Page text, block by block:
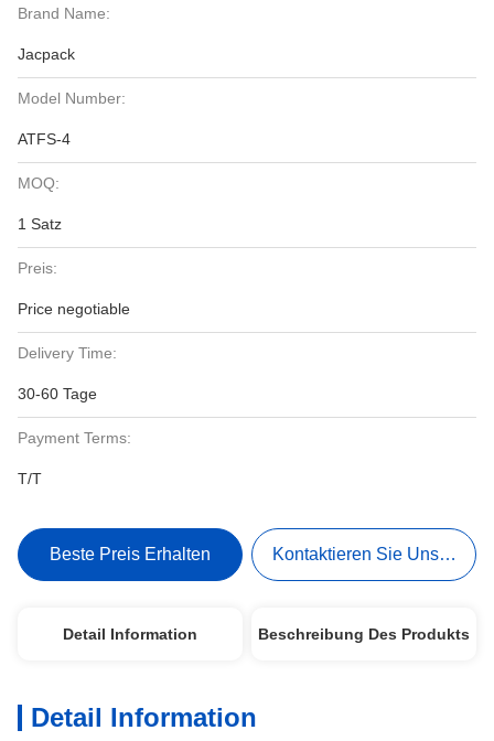
Brand Name:
Jacpack
Model Number:
ATFS-4
MOQ:
1 Satz
Preis:
Price negotiable
Delivery Time:
30-60 Tage
Payment Terms:
T/T
Beste Preis Erhalten Kontaktieren Sie Uns Jetzt
Detail Information Beschreibung Des Produkts
Detail Information